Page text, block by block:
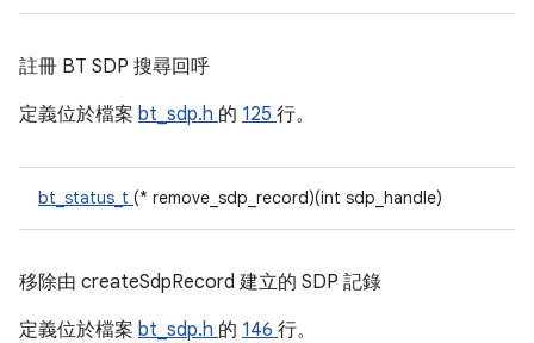
註冊 BT SDP 搜尋回呼
定義位於檔案 bt_sdp.h 的 125 行。
bt_status_t (* remove_sdp_record)(int sdp_handle)
移除由 createSdpRecord 建立的 SDP 記錄
定義位於檔案 bt_sdp.h 的 146 行。